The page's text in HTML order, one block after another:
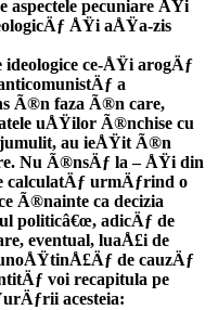
aspectele pecuniare ÅŸi
ÅŸi aÅŸa-zis
ideologice ce-ÅŸi arogÄƒ
a
Ã®n faza Ã®n care,
uÅŸilor Ã®nchise cu
au ieÅŸit Ã®n
Nu Ã®nsÄƒ la – ÅŸi din
calculatÄƒ urmÄƒrind o
Ã®nainte ca decizia
politicâ€œ, adicÄƒ de
eventual, luaÅ£i de
de cauzÄƒ
voi recapitula pe
acesteia: